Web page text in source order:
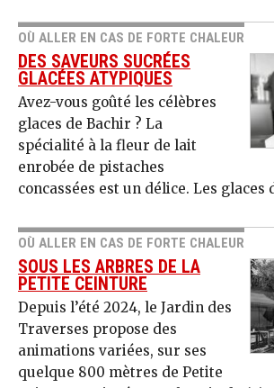
OÙ ALLER EN CAS DE FORTE CHALEUR
DES SAVEURS SUCRÉES
GLACÉES ATYPIQUES
Avez-vous goûté les célèbres
glaces de Bachir ? La
spécialité à la fleur de lait
enrobée de pistaches
concassées est un délice. Les glaces
OÙ ALLER EN CAS DE FORTE CHALEUR
SOUS LES ARBRES DE LA
PETITE CEINTURE
Depuis l’été 2024, le Jardin des
Traverses propose des
animations variées, sur ses
quelque 800 mètres de Petite